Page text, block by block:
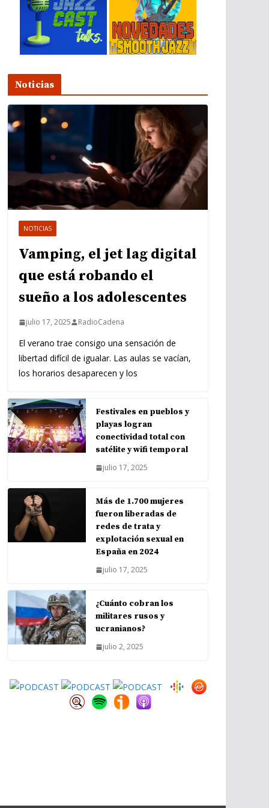
Noticias
NOTICIAS
Vamping, el jet lag digital
que está robando el
sueño a los adolescentes
julio 17, 2025 RadioCadena
El verano trae consigo una sensación de
libertad difícil de igualar. Las aulas se vacían,
los horarios desaparecen y los
Festivales en pueblos y
playas logran
conectividad total con
satélite y wifi temporal
julio 17, 2025
Más de 1.700 mujeres
fueron liberadas de
redes de trata y
explotación sexual en
España en 2024
julio 17, 2025
¿Cuánto cobran los
militares rusos y
ucranianos?
julio 2, 2025